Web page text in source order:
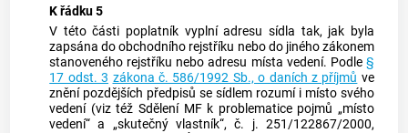
K řádku 5
V této části poplatník vyplní adresu sídla tak, jak byla
zapsána do obchodního rejstříku nebo do jiného zákonem
stanoveného rejstříku nebo adresu místa vedení. Podle §
17 odst. 3 zákona č. 586/1992 Sb., o daních z příjmů ve
znění pozdějších předpisů se sídlem rozumí i místo svého
vedení (viz též Sdělení MF k problematice pojmů „místo
vedení“ a „skutečný vlastník“, č. j. 251/122867/2000,